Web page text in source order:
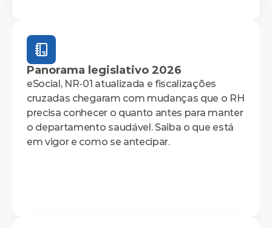
Panorama legislativo 2026
eSocial, NR-01 atualizada e fiscalizações
cruzadas chegaram com mudanças que o RH
precisa conhecer o quanto antes para manter
o departamento saudável. Saiba o que está
em vigor e como se antecipar.